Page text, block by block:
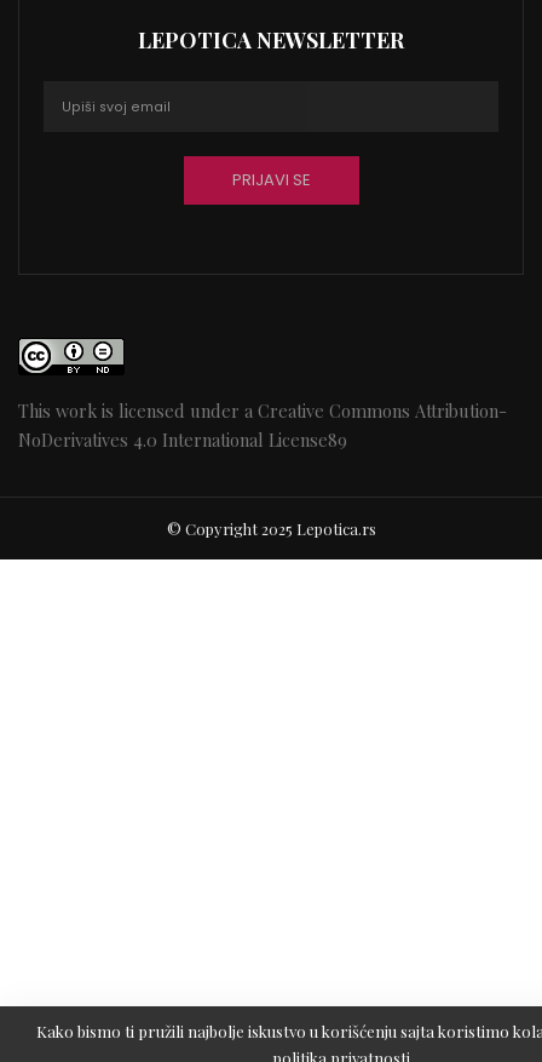
LEPOTICA NEWSLETTER
This work is licensed under a Creative Commons Attribution-
NoDerivatives 4.0 International License89
© Copyright 2025 Lepotica.rs
Kako bismo ti pružili najbolje iskustvo u korišćenju sajta koristimo
politika privatnosti